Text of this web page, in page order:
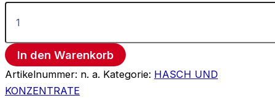
In den Warenkorb
Artikelnummer: n. a. Kategorie: HASCH UND
KONZENTRATE